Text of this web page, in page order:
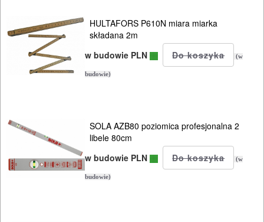
BUDOWLANE
I
ELEKTRY..
Wykrywacze
Miary
HULTAFORS P610N miara miarka
składana 2m
w budowie PLN
(w
budowie)
SOLA AZB80 poziomica profesjonalna 2
libele 80cm
w budowie PLN
(w
budowie)